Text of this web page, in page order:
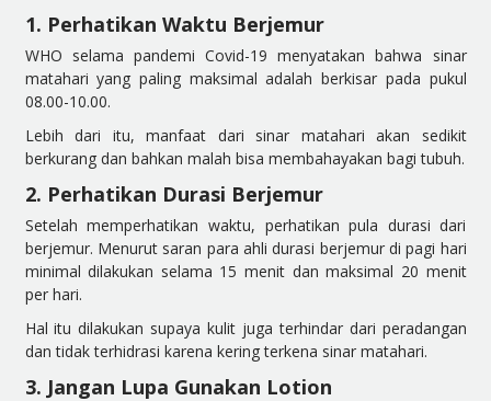
1. Perhatikan Waktu Berjemur
WHO selama pandemi Covid-19 menyatakan bahwa sinar
matahari yang paling maksimal adalah berkisar pada pukul
08.00-10.00.
Lebih dari itu, manfaat dari sinar matahari akan sedikit
berkurang dan bahkan malah bisa membahayakan bagi tubuh.
2. Perhatikan Durasi Berjemur
Setelah memperhatikan waktu, perhatikan pula durasi dari
berjemur. Menurut saran para ahli durasi berjemur di pagi hari
minimal dilakukan selama 15 menit dan maksimal 20 menit
per hari.
Hal itu dilakukan supaya kulit juga terhindar dari peradangan
dan tidak terhidrasi karena kering terkena sinar matahari.
3. Jangan Lupa Gunakan Lotion